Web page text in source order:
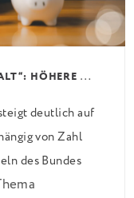
K
FW-FÖRDERUNG „JUNG KAUFT ALT“: HÖHERE KREDITE AB AUGUST 2026
deutlich auf
von Zahl
des Bundes
effektiv